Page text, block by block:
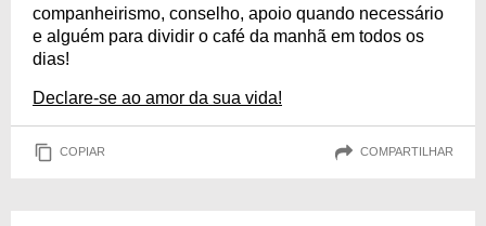
companheirismo, conselho, apoio quando necessário
e alguém para dividir o café da manhã em todos os
dias!
Declare-se ao amor da sua vida!
COPIAR COMPARTILHAR